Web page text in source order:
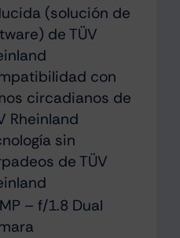
(solución de
de TÜV
con
circadianos de
Rheinland
sin
de TÜV
– f/1.8 Dual